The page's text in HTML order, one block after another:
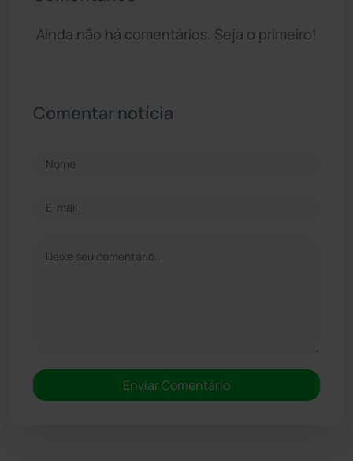
Ainda não há comentários. Seja o primeiro!
Comentar notícia